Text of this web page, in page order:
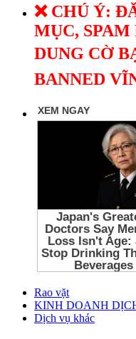
❌ CHÚ Ý:
MỤC,
DUNG CỜ
BANNED
Rao vặt
KINH DOANH
Dịch vụ khác